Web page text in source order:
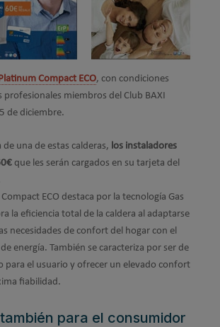
Compact ECO, con condiciones
profesionales miembros del Club BAXI
de diciembre.
una de estas calderas, los instaladores
que les serán cargados en su tarjeta del
ECO destaca por la tecnología Gas
la eficiencia total de la caldera al adaptarse
necesidades de confort del hogar con el
energía. También se caracteriza por ser de
para el usuario y ofrecer un elevado confort
fiabilidad.
para el consumidor